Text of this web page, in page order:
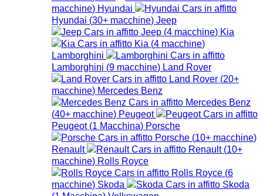
macchine) Hyundai
Hyundai (30+ macchine) Jeep
Jeep (4 macchine) Kia
Kia (4 macchine)
Lamborghini
Lamborghini (9 macchine) Land Rover
Land Rover (20+
macchine) Mercedes Benz
Mercedes Benz
(40+ macchine) Peugeot
Peugeot (1 Macchina) Porsche
Porsche (10+ macchine)
Renault
Renault (10+
macchine) Rolls Royce
Rolls Royce (6
macchine) Skoda
Skoda